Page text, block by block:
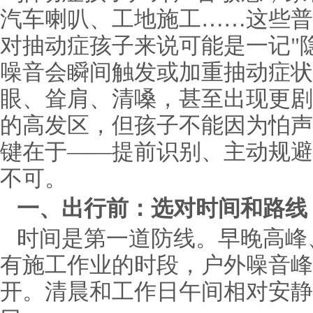
汽车喇叭、工地施工……这些
对抽动症孩子来说可能是一记"
噪音会瞬间触发或加重抽动症
眼、耸肩、清嗓，甚至出现更
的高发区，但孩子不能因为怕
键在于——提前识别、主动规
不可。
一、出行前：选对时间和路线
时间是第一道防线。早晚高
有施工作业的时段，户外噪音
开。清晨和工作日午间相对安